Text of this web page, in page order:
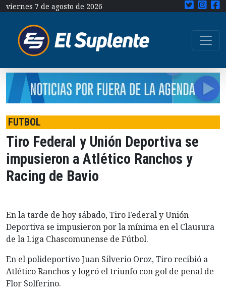
viernes 7 de agosto de 2026
FUTBOL
Tiro Federal y Unión Deportiva se
impusieron a Atlético Ranchos y
Racing de Bavio
En la tarde de hoy sábado, Tiro Federal y Unión
Deportiva se impusieron por la mínima en el Clausura
de la Liga Chascomunense de Fútbol.
En el polideportivo Juan Silverio Oroz, Tiro recibió a
Atlético Ranchos y logró el triunfo con gol de penal de
Flor Solferino.